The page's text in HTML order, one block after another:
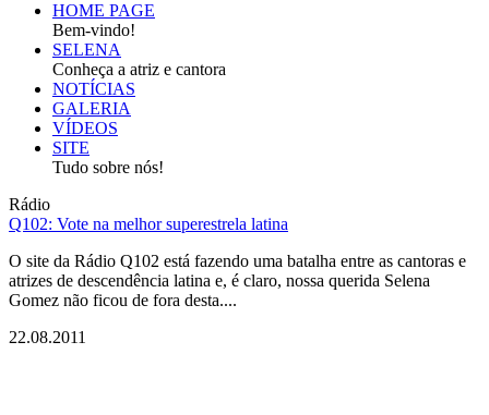
HOME PAGE
Bem-vindo!
SELENA
Conheça a atriz e cantora
NOTÍCIAS
GALERIA
VÍDEOS
SITE
Tudo sobre nós!
Rádio
Q102: Vote na melhor superestrela latina
O site da Rádio Q102 está fazendo uma batalha entre as cantoras e
atrizes de descendência latina e, é claro, nossa querida Selena
Gomez não ficou de fora desta....
22.08.2011